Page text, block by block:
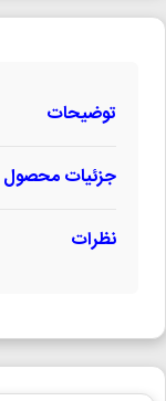
توضیحات
جزئیات محصول
نظرات